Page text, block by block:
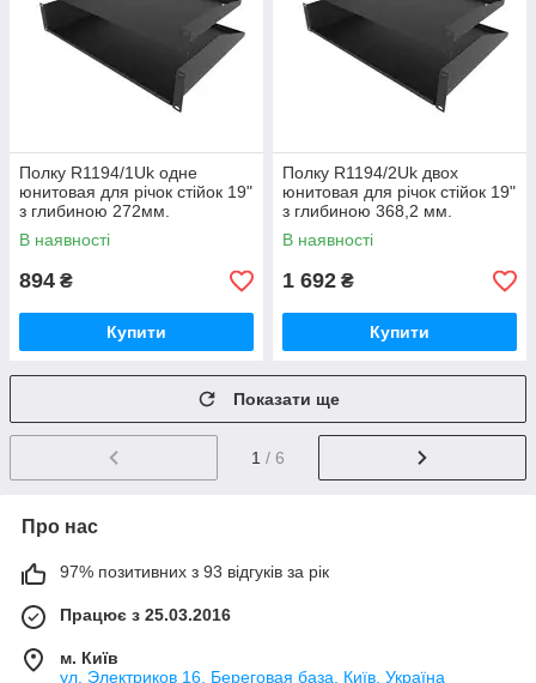
Полку R1194/1Uk одне
юнитовая для річок стійок 19"
з глибиною 272мм.
Рекомендоване
навантаження 15кг.Сталь 1,5
В наявності
894 ₴
Купити
Полку R1194/2Uk двох
юнитовая для річок стійок 19"
з глибиною 368,2 мм.
Рекомендоване
навантаження 22кг. Сталь
В наявності
1 692 ₴
Купити
Показати ще
1 / 6
Про нас
97% позитивних з 93 відгуків за рік
Працює з 25.03.2016
м. Київ
ул. Электриков 16, Береговая база, Київ, Україна